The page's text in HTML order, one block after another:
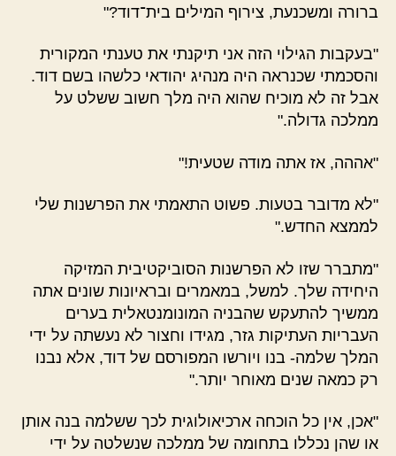
ברורה ומשכנעת, צירוף המילים בית־דוד?"
"בעקבות הגילוי הזה אני תיקנתי את טענתי המקורית
והסכמתי שכנראה היה מנהיג יהודאי כלשהו בשם דוד.
אבל זה לא מוכיח שהוא היה מלך חשוב ששלט על
ממלכה גדולה."
"אההה, אז אתה מודה שטעית!"
"לא מדובר בטעות. פשוט התאמתי את הפרשנות שלי
לממצא החדש."
"מתברר שזו לא הפרשנות הסוביקטיבית המזיקה
היחידה שלך. למשל, במאמרים ובראיונות שונים אתה
ממשיך להתעקש שהבניה המונומנטאלית בערים
העבריות העתיקות גזר, מגידו וחצור לא נעשתה על ידי
המלך שלמה- בנו ויורשו המפורסם של דוד, אלא נבנו
רק כמאה שנים מאוחר יותר."
"אכן, אין כל הוכחה ארכיאולוגית לכך ששלמה בנה אותן
או שהן נכללו בתחומה של ממלכה שנשלטה על ידי